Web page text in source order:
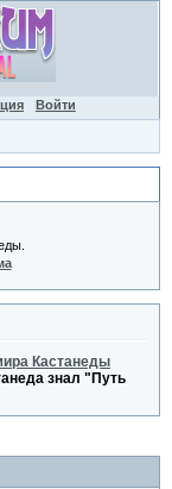
Войти
Кастанеды
знал "Путь